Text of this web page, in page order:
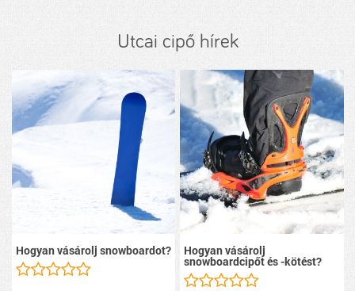
Utcai cipő hírek
Hogyan vásárolj snowboardot? Hogyan vásárolj
snowboardcipőt és -kötést?